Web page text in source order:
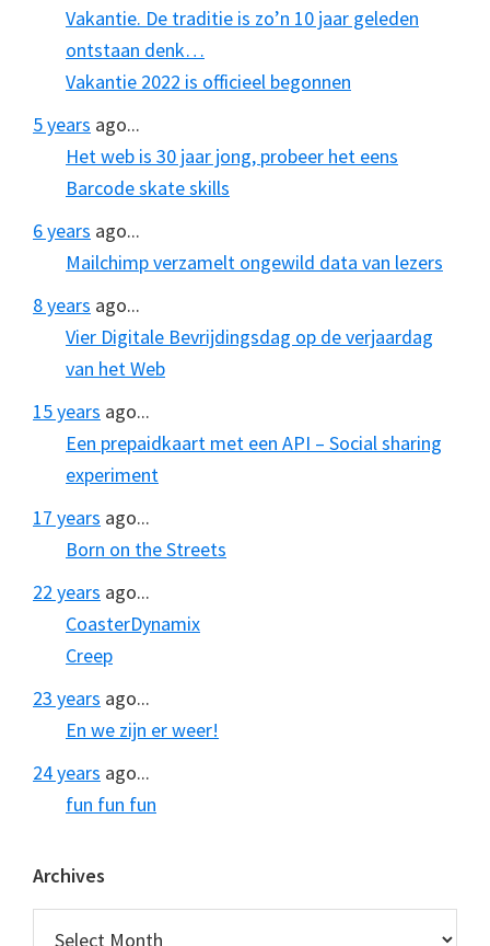
Vakantie. De traditie is zo’n 10 jaar geleden
ontstaan denk…
Vakantie 2022 is officieel begonnen
5 years ago...
Het web is 30 jaar jong, probeer het eens
Barcode skate skills
6 years ago...
Mailchimp verzamelt ongewild data van lezers
8 years ago...
Vier Digitale Bevrijdingsdag op de verjaardag
van het Web
15 years ago...
Een prepaidkaart met een API – Social sharing
experiment
17 years ago...
Born on the Streets
22 years ago...
CoasterDynamix
Creep
23 years ago...
En we zijn er weer!
24 years ago...
fun fun fun
Archives